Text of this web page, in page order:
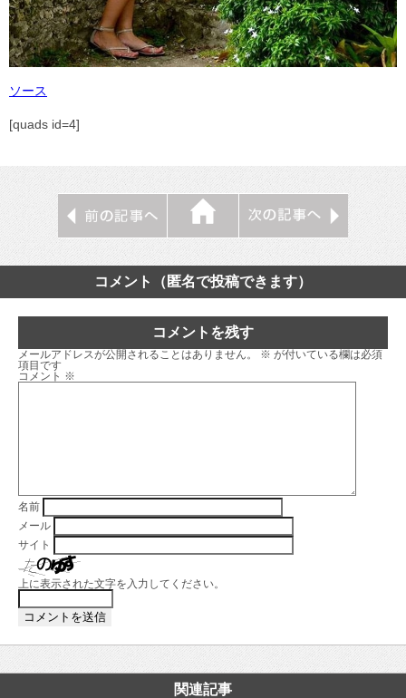
ソース
[quads id=4]
コメント（匿名で投稿できます）
コメントを残す
メールアドレスが公開されることはありません。 ※ が付いている欄は必須
項目です
コメント ※
名前
メール
サイト
上に表示された文字を入力してください。
関連記事